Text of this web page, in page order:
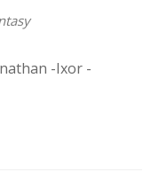
-Ixor -